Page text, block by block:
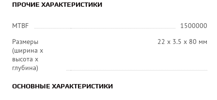
ПРОЧИЕ ХАРАКТЕРИСТИКИ
MTBF
1500000
Размеры
(ширина x
высота x
глубина)
22 х 3.5 х 80 мм
ОСНОВНЫЕ ХАРАКТЕРИСТИКИ